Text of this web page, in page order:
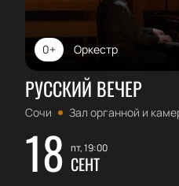
Оркестр
0+
РУССКИЙ ВЕЧЕР
Сочи Зал органной и
18 пт, 19:00
СЕНТ